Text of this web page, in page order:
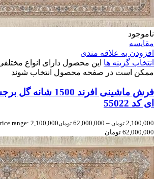
ناموجود
مقایسه
افزودن به علاقه مندی
انتخاب گزینه ها این محصول دارای انواع
ممکن است در صفحه محصول انتخاب شوند
فرش ماشینی افرند
ای کد 55022
2,100,000 تومان –
62,000,000 تومان
62,000,000 تومان